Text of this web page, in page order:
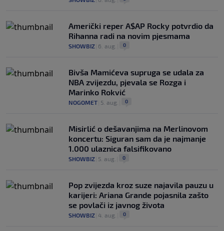
Američki reper A$AP Rocky potvrdio da
Rihanna radi na novim pjesmama
SHOWBIZ 6. aug. 0
Bivša Mamićeva supruga se udala za
NBA zvijezdu, pjevala se Rozga i
Marinko Rokvić
NOGOMET 5. aug. 0
Misirlić o dešavanjima na Merlinovom
koncertu: Siguran sam da je najmanje
1.000 ulaznica falsifikovano
SHOWBIZ 5. aug. 0
Pop zvijezda kroz suze najavila pauzu u
karijeri: Ariana Grande pojasnila zašto
se povlači iz javnog života
SHOWBIZ 4. aug. 0